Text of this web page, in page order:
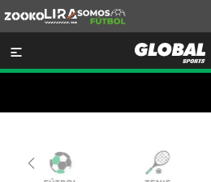
Lira
Somos
Futbol
